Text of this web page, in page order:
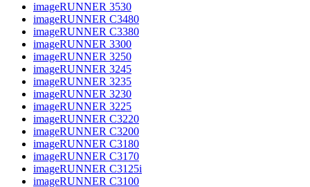
imageRUNNER 3530
imageRUNNER C3480
imageRUNNER C3380
imageRUNNER 3300
imageRUNNER 3250
imageRUNNER 3245
imageRUNNER 3235
imageRUNNER 3230
imageRUNNER 3225
imageRUNNER C3220
imageRUNNER C3200
imageRUNNER C3180
imageRUNNER C3170
imageRUNNER C3125i
imageRUNNER C3100